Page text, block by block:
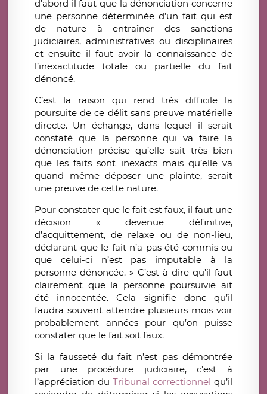
d’abord il faut que la dénonciation concerne
une personne déterminée d’un fait qui est
de nature à entraîner des sanctions
judiciaires, administratives ou disciplinaires
et ensuite il faut avoir la connaissance de
l’inexactitude totale ou partielle du fait
dénoncé.
C’est la raison qui rend très difficile la
poursuite de ce délit sans preuve matérielle
directe. Un échange, dans lequel il serait
constaté que la personne qui va faire la
dénonciation précise qu’elle sait très bien
que les faits sont inexacts mais qu’elle va
quand même déposer une plainte, serait
une preuve de cette nature.
Pour constater que le fait est faux, il faut une
décision « devenue définitive,
d’acquittement, de relaxe ou de non-lieu,
déclarant que le fait n’a pas été commis ou
que celui-ci n’est pas imputable à la
personne dénoncée. » C’est-à-dire qu’il faut
clairement que la personne poursuivie ait
été innocentée. Cela signifie donc qu’il
faudra souvent attendre plusieurs mois voir
probablement années pour qu’on puisse
constater que le fait soit faux.
Si la fausseté du fait n’est pas démontrée
par une procédure judiciaire, c’est à
l’appréciation du Tribunal correctionnel qu’il